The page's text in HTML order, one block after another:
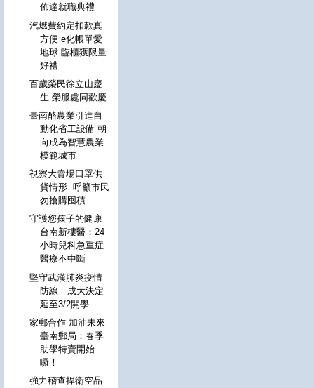
佈達就職典禮
汽燃費約定扣款真
方便 e化帳單愛
地球 臨櫃獲限量
好禮
百歲榮民徐立山慶
生 榮服處同歡慶
臺南酪農業引進自
動化省工設備 朝
向成為智慧農業
模範城市
視察大賣場口罩供
貨情形 呼籲市民
勿搶購囤積
守護您孩子的健康
台南新樓醫：24
小時兒科急重症
醫療不中斷
堅守武漢肺炎疫情
防線 成大決定
延至3/2開學
家郵合作 加油未來
臺南郵局：春季
助學特賣開始
囉！
強力稽查捍衛空品